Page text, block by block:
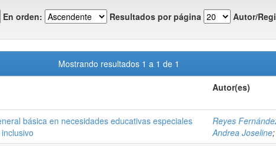
En orden: Resultados por página Autor/
Mostrando resultados 1 a 1 de 1
Autor(es)
básica en necesidades educativas especiales
Reyes
Andrea Joseline;